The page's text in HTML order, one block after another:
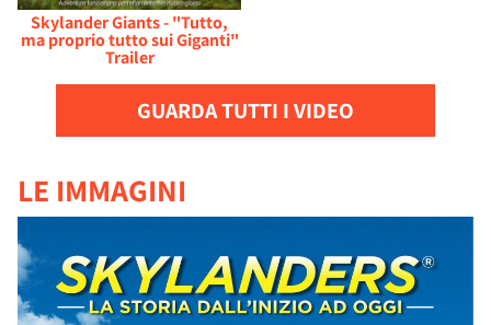
Skylander Giants - "Tutto,
ma proprio tutto sui Giganti"
Trailer
GUARDA TUTTI I VIDEO
LE IMMAGINI